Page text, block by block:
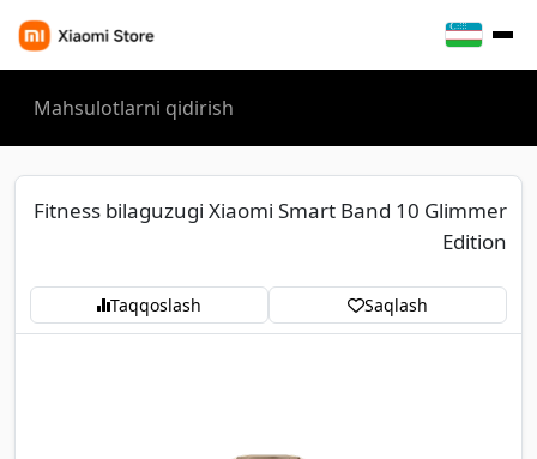
Fitness bilaguzugi Xiaomi Smart Band 10 Glimmer
Edition
Taqqoslash Saqlash